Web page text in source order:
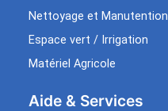
Nettoyage et Manutention
Espace vert / Irrigation
Matériel Agricole
Aide & Services​